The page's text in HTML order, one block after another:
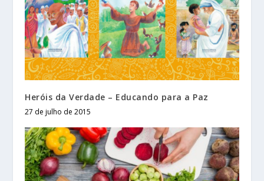
Heróis da Verdade – Educando para a Paz
27 de julho de 2015